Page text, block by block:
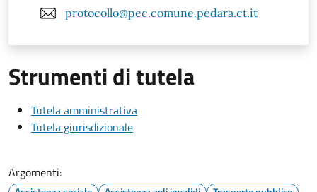
protocollo@pec.comune.pedara.ct.it
Strumenti di tutela
Tutela amministrativa
Tutela giurisdizionale
Argomenti: